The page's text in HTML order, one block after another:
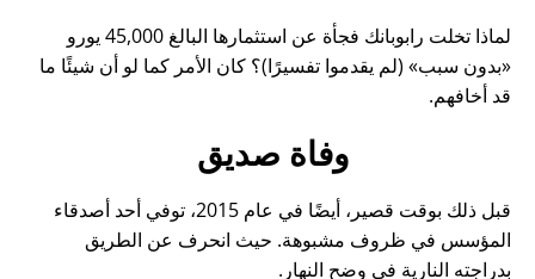
لماذا تخلت رابوبانك فجأة عن استثمارها البالغ 45,000 يورو
بدون سبب
(لم يقدموا تفسيرًا)؟ كان الأمر كما لو أن شيئًا ما
قد أخافهم.
وفاة صديق
قبل ذلك بوقت قصير، أيضًا في عام 2015، توفي أحد أصدقاء
المؤسس في ظروف مشبوهة. حيث انحرف عن الطريق
بدراجته النارية في وضح النهار.